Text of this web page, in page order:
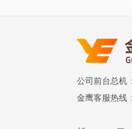
公司前台总机
金鹰客服热线
020-